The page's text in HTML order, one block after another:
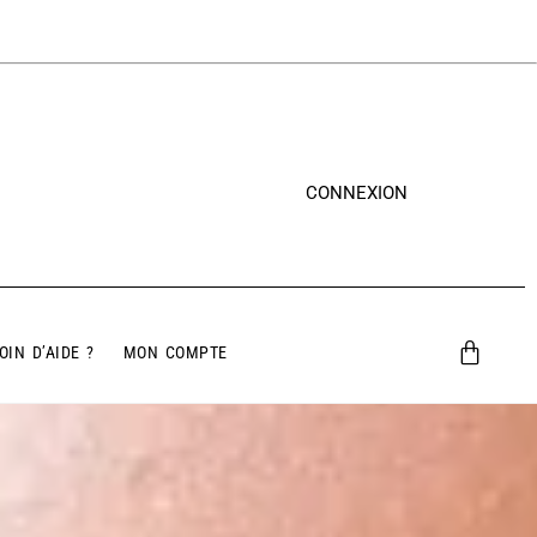
CONNEXION
D’AIDE ? MON COMPTE